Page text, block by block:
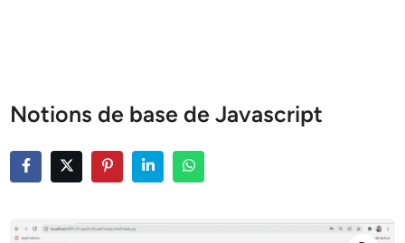
Notions de base de Javascript